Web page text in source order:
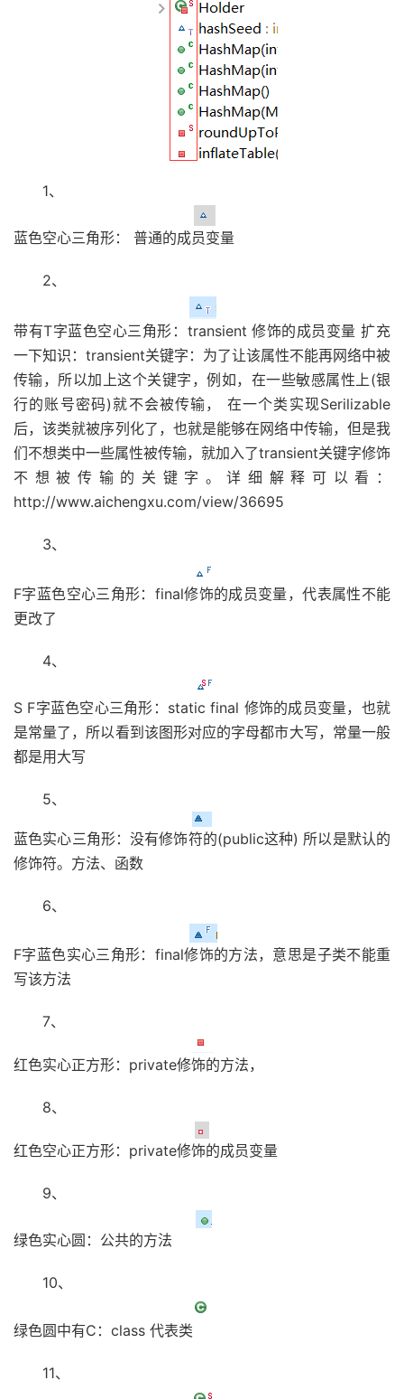
1、
蓝色空心三角形： 普通的成员变量
2、
带有T字蓝色空心三角形：transient 修饰的成员变量 扩充
一下知识：transient关键字：为了让该属性不能再网络中被
传输，所以加上这个关键字，例如，在一些敏感属性上(银
行的账号密码)就不会被传输， 在一个类实现Serilizable
后，该类就被序列化了，也就是能够在网络中传输，但是我
们不想类中一些属性被传输，就加入了transient关键字修饰
不想被传输的关键字。详细解释可以看：
http://www.aichengxu.com/view/36695
3、
F字蓝色空心三角形：final修饰的成员变量，代表属性不能
更改了
4、
S F字蓝色空心三角形：static final 修饰的成员变量，也就
是常量了，所以看到该图形对应的字母都市大写，常量一般
都是用大写
5、
蓝色实心三角形：没有修饰符的(public这种) 所以是默认的
修饰符。方法、函数
6、
F字蓝色实心三角形：final修饰的方法，意思是子类不能重
写该方法
7、
红色实心正方形：private修饰的方法，
8、
红色空心正方形：private修饰的成员变量
9、
绿色实心圆：公共的方法
10、
绿色圆中有C：class 代表类
11、